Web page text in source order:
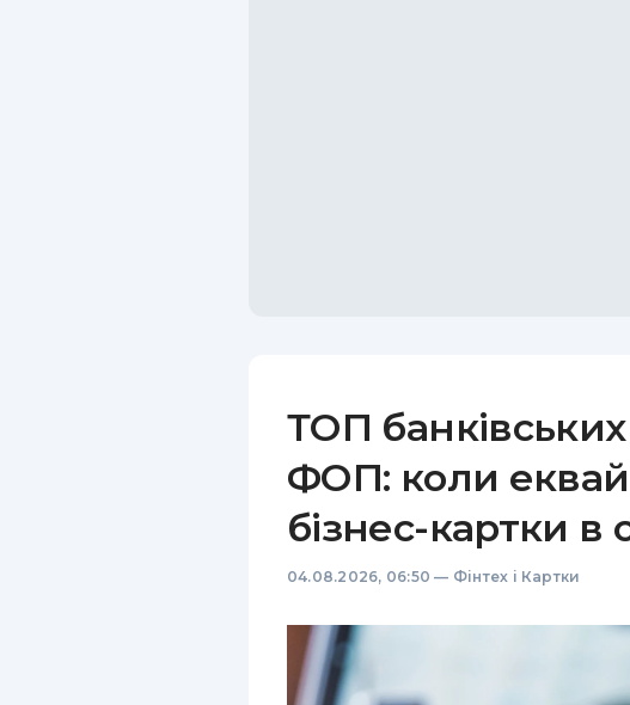
ТОП
ФОП: коли
бізнес-картки в
04.08.2026, 06:50 — Фінтех і Картки